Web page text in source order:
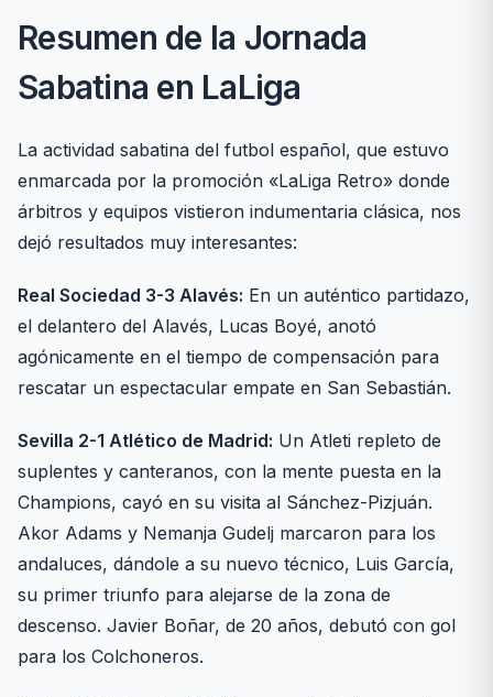
Resumen de la Jornada
Sabatina en LaLiga
La actividad sabatina del futbol español, que estuvo
enmarcada por la promoción «LaLiga Retro» donde
árbitros y equipos vistieron indumentaria clásica, nos
dejó resultados muy interesantes:
Real Sociedad 3-3 Alavés: En un auténtico partidazo,
el delantero del Alavés, Lucas Boyé, anotó
agónicamente en el tiempo de compensación para
rescatar un espectacular empate en San Sebastián.
Sevilla 2-1 Atlético de Madrid: Un Atleti repleto de
suplentes y canteranos, con la mente puesta en la
Champions, cayó en su visita al Sánchez-Pizjuán.
Akor Adams y Nemanja Gudelj marcaron para los
andaluces, dándole a su nuevo técnico, Luis García,
su primer triunfo para alejarse de la zona de
descenso. Javier Boñar, de 20 años, debutó con gol
para los Colchoneros.